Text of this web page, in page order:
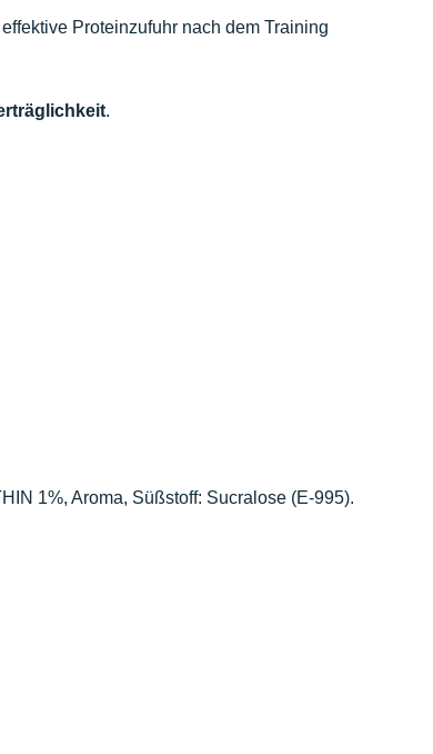
Proteinzufuhr nach dem Training
.
1%, Aroma, Süßstoff: Sucralose (E-995).